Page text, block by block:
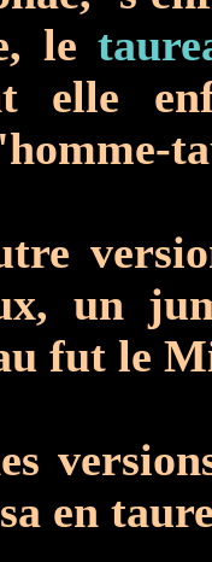
le
elle
un
fut le
en